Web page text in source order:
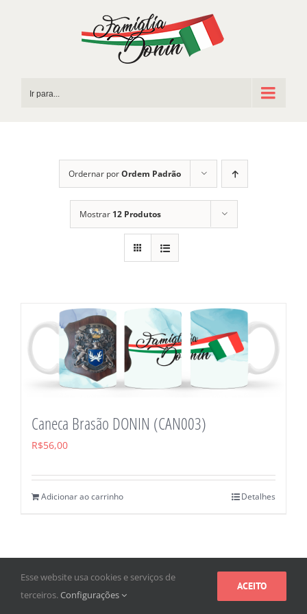
Ir para...
Ordernar porOrdem Padrão
Mostrar 12 Produtos
Caneca Brasão DONIN (CAN003)
R$56,00
Adicionar ao carrinho Detalhes
Esse website usa cookies e serviços de
terceiros.Configurações
ACEITO